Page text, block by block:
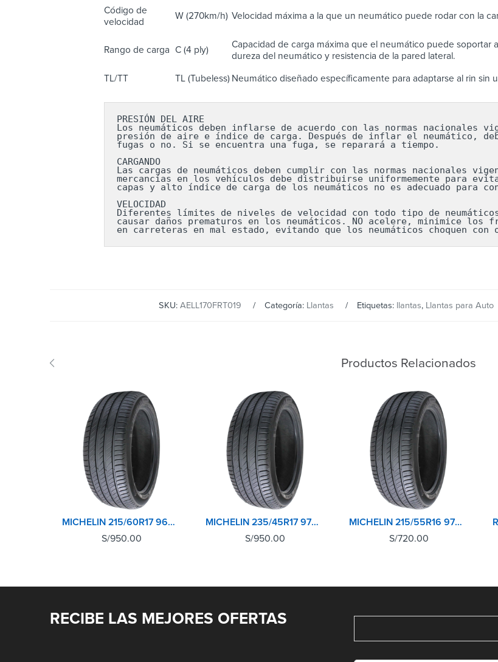
Código de
velocidad
W (270km/h) Velocidad máxima a la que un neumático puede rodar con la
Rango de carga C (4 ply)
Capacidad de carga máxima que el neumático puede soportar
dureza del neumático y resistencia de la pared lateral.
TL/TT TL (Tubeless) Neumático diseñado específicamente para adaptarse al rin sin
PRESIÓN DEL AIRE
Los neumáticos deben inflarse de acuerdo con las normas nacionales
presión de aire e índice de carga. Después de inflar el neumático,
fugas o no. Si se encuentra una fuga, se reparará a tiempo.
CARGANDO
Las cargas de neumáticos deben cumplir con las normas nacionales
mercancías en los vehículos debe distribuirse uniformemente para
capas y alto índice de carga de los neumáticos no es adecuado para
VELOCIDAD
Diferentes límites de niveles de velocidad con todo tipo de
causar daños prematuros en los neumáticos. NO acelere, minimice los
en carreteras en mal estado, evitando que los neumáticos choquen con
SKU: AELL170FRT019 Categoría: Llantas Etiquetas: llantas, Llantas para Auto
Productos Relacionados
MICHELIN 215/60R17 96V XL TL PRIMACY 4+
S/950.00
MICHELIN 235/45R17 97W XL TL PRIMACY 4+
S/950.00
MICHELIN 215/55R16 97W XL TL PRIMACY 4+
S/720.00
RECIBE LAS MEJORES OFERTAS